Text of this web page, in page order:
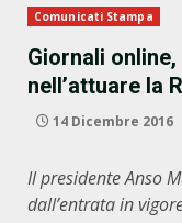
Comunicati Stampa
Giornali
nell’attuare la
14 Dicembre 2016
Il presidente Anso
dall’entrata in